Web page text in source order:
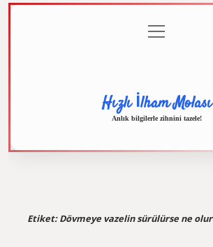
menüyü
aç
Hızlı İlham Molası
Anlık bilgilerle zihnini tazele!
Etiket:Dövmeye vazelin sürülürse ne olur